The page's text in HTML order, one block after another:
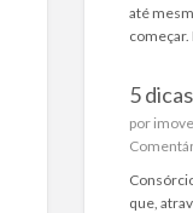
até
5
por
que,